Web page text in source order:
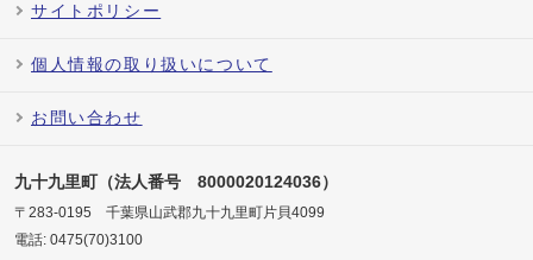
サイトポリシー
個人情報の取り扱いについて
お問い合わせ
九十九里町（法人番号 8000020124036）
〒283-0195 千葉県山武郡九十九里町片貝4099
電話: 0475(70)3100